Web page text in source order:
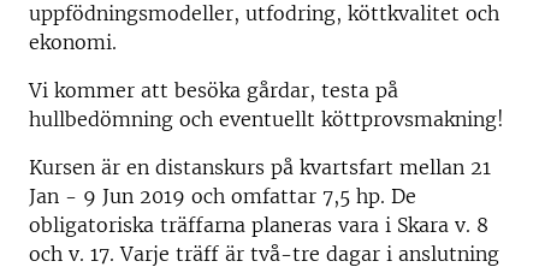
uppfödningsmodeller, utfodring, köttkvalitet och
ekonomi.
Vi kommer att besöka gårdar, testa på
hullbedömning och eventuellt köttprovsmakning!
Kursen är en distanskurs på kvartsfart mellan 21
Jan - 9 Jun 2019 och omfattar 7,5 hp. De
obligatoriska träffarna planeras vara i Skara v. 8
och v. 17. Varje träff är två-tre dagar i anslutning